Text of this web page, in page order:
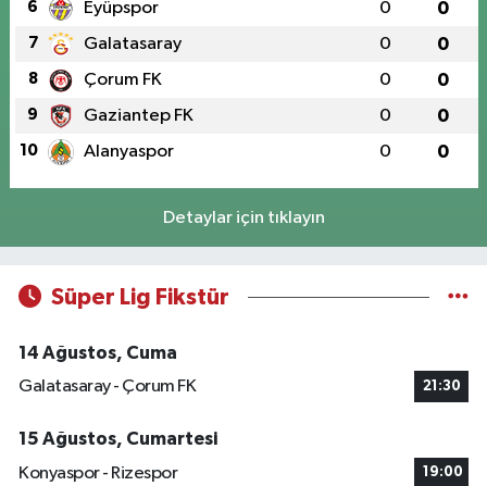
6 Eyüpspor 0 0
7 Galatasaray 0 0
8 Çorum FK 0 0
9 Gaziantep FK 0 0
10 Alanyaspor 0 0
Detaylar için tıklayın
Süper Lig Fikstür
14 Ağustos, Cuma
Galatasaray - Çorum FK
21:30
15 Ağustos, Cumartesi
Konyaspor - Rizespor
19:00